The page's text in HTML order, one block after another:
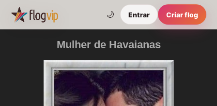
🌙 Entrar Criar flog
Mulher de Havaianas